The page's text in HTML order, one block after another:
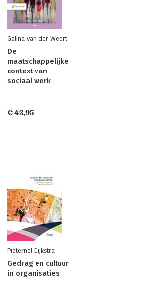
Galina van der Weert
De
maatschappelijke
context van
sociaal werk
€ 43,95
Pieternel Dijkstra
Gedrag en cultuur
in organisaties